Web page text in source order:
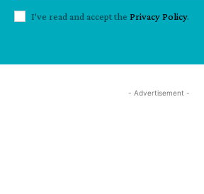
I've read and accept the Privacy Policy.
- Advertisement -